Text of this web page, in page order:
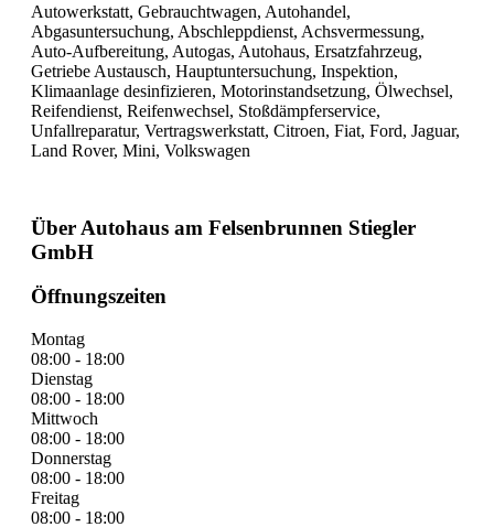
Autowerkstatt, Gebrauchtwagen, Autohandel,
Abgasuntersuchung, Abschleppdienst, Achsvermessung,
Auto-Aufbereitung, Autogas, Autohaus, Ersatzfahrzeug,
Getriebe Austausch, Hauptuntersuchung, Inspektion,
Klimaanlage desinfizieren, Motorinstandsetzung, Ölwechsel,
Reifendienst, Reifenwechsel, Stoßdämpferservice,
Unfallreparatur, Vertragswerkstatt, Citroen, Fiat, Ford, Jaguar,
Land Rover, Mini, Volkswagen
Über Autohaus am Felsenbrunnen Stiegler
GmbH
Öffnungszeiten
Montag
08:00 - 18:00
Dienstag
08:00 - 18:00
Mittwoch
08:00 - 18:00
Donnerstag
08:00 - 18:00
Freitag
08:00 - 18:00